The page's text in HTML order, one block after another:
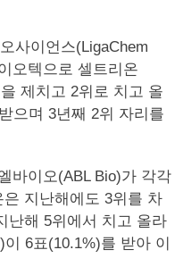
사이언스(LigaChem
오텍으로 셀트리온
제치고 2위로 치고 올
으며 3년째 2위 자리를
바이오(ABL Bio)가 각각
지난해에도 3위를 차
난해 5위에서 치고 올라
6표(10.1%)를 받아 이